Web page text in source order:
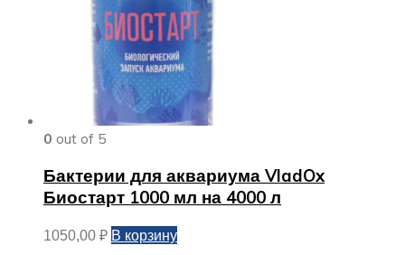
0 out of 5
Бактерии для аквариума VladOx
Биостарт 1000 мл на 4000 л
1050,00 ₽ В корзину